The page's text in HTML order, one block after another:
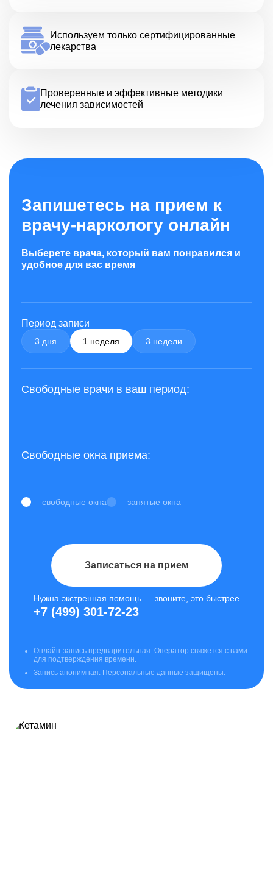
Используем только сертифицированные
лекарства
Проверенные и эффективные методики
лечения зависимостей
Запишетесь на прием к
врачу-наркологу онлайн
Выберете врача, который вам понравился и
удобное для вас время
Период записи
3 дня 1 неделя 3 недели
Свободные врачи в ваш период:
Свободные окна приема:
— свободные окна — занятые окна
Записаться на прием
Нужна экстренная помощь — звоните, это быстрее
+7 (499) 301-72-23
Онлайн-запись предварительная. Оператор свяжется с вами
для подтверждения времени.
Запись анонимная. Персональные данные защищены.